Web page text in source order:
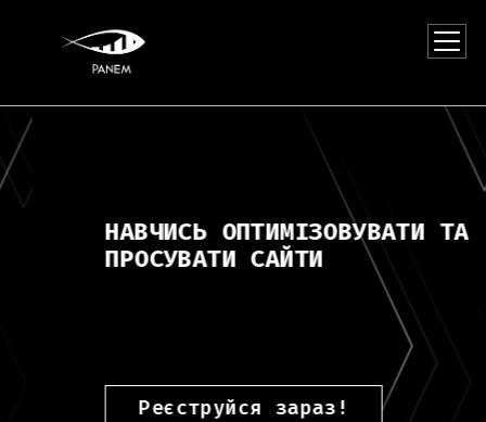
ПРОГРАМА
НАВЧИСЬ ОПТИМІЗОВУВАТИ ТА
ПРОСУВАТИ САЙТИ
Реєструйся зараз!